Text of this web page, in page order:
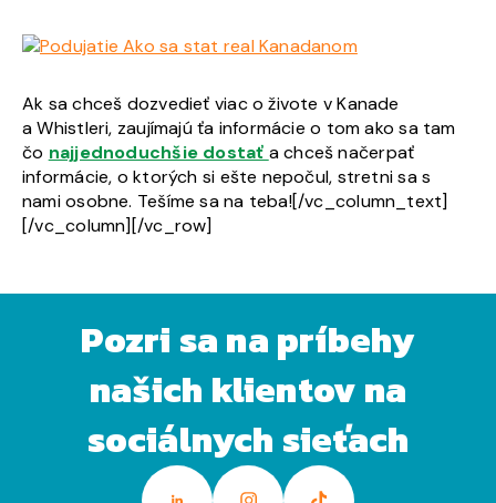
Ak sa chceš dozvedieť viac o živote v Kanade
a Whistleri, zaujímajú ťa informácie o tom ako sa tam
čo najjednoduchšie dostať a chceš načerpať
informácie, o ktorých si ešte nepočul, stretni sa s
nami osobne. Tešíme sa na teba![/vc_column_text]
[/vc_column][/vc_row]
Pozri sa na príbehy
našich klientov na
sociálnych sieťach